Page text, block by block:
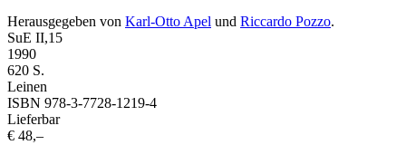
Herausgegeben von Karl-Otto Apel und Riccardo Pozzo.
SuE II,15
1990
620 S.
Leinen
ISBN 978-3-7728-1219-4
Lieferbar
€ 48,–